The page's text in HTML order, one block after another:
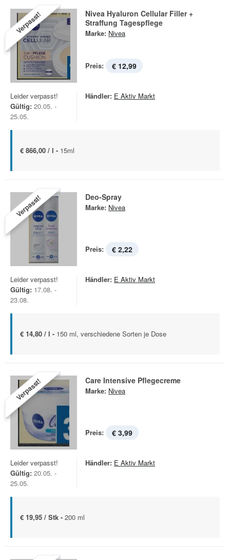
Verpasst!
Nivea Hyaluron Cellular Filler +
Straffung Tagespflege
Marke: Nivea
Preis: € 12,99
Leider verpasst!
Gültig: 20.05. -
25.05.
Händler: E Aktiv Markt
€ 866,00 / l - 15ml
Verpasst! Deo-Spray
Marke: Nivea
Preis: € 2,22
Leider verpasst!
Gültig: 17.08. -
23.08.
Händler: E Aktiv Markt
€ 14,80 / l - 150 ml, verschiedene Sorten je Dose
Verpasst! Care Intensive Pflegecreme
Marke: Nivea
Preis: € 3,99
Leider verpasst!
Gültig: 20.05. -
25.05.
Händler: E Aktiv Markt
€ 19,95 / Stk - 200 ml